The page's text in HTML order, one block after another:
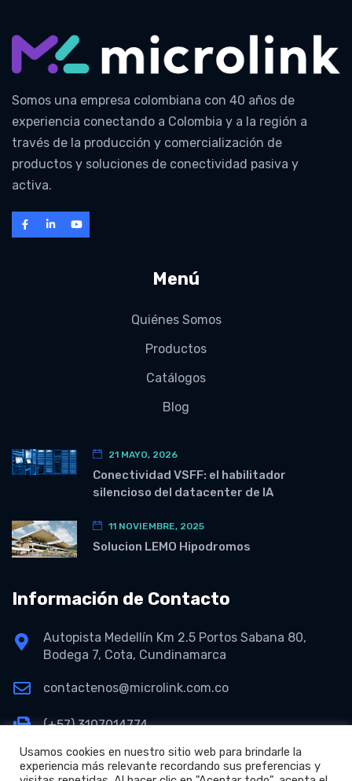
Somos una empresa colombiana con 40 años de
experiencia conectando a Colombia y a la región a
través de la producción y comercialización de
productos y soluciones de conectividad pasiva y
activa.
Menú
Quiénes Somos
Productos
Catálogos
Blog
21 MAYO, 2026
Conectividad VSFF: el habilitador
silencioso del datacenter de IA
11 NOVIEMBRE, 2025
Solucion LEMO Hipodromos
Información de Contacto
Autopista Medellín Km 2.5 Portos Sabana 80,
Bodega 7, Cota, Cundinamarca
contactenos@microlink.com.co
(+57) 3107014774
Usamos cookies en nuestro sitio web para brindarle la
experiencia más relevante recordando sus preferencias y